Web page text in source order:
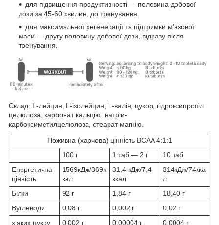
для підвищення продуктивності — половина добової
дози за 45-60 хвилин, до тренування.
для максимальної регенерації та підтримки м'язової
маси — другу половину добової дози, відразу після
тренування.
Склад: L-лейцин, L-ізолейцин, L-валін, цукор, гідроксипропіл
целюлоза, карбонат кальцію, натрій-
карбоксиметилцелюлоза, стеарат магнію.
Поживна (харчова) цінність BCAA 4:1:1
100 г
1 таб — 2 г
10 таб
Енергетична
цінність
1569кДж/369к
кал
31,4 кДж/7,4
ккал
314кДж/74кка
л
Білки
92 г 1,84 г
18,40 г
Вуглеводи
0,08 г 0,002 г
0,02 г
з яких цукру
0,002 г 0,00004 г 0,0004 г